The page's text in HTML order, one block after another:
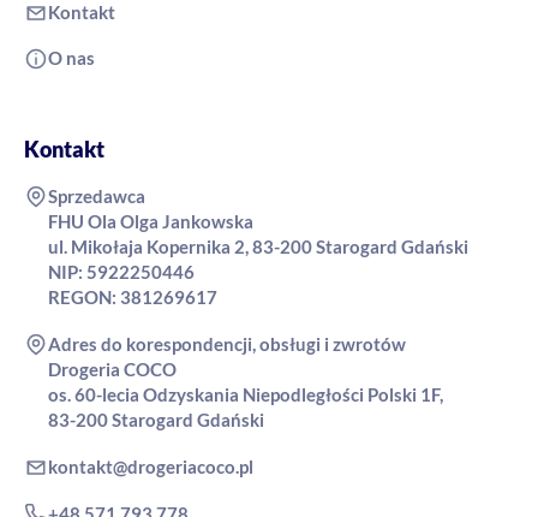
Kontakt
O nas
Kontakt
Sprzedawca
FHU Ola Olga Jankowska
ul. Mikołaja Kopernika 2, 83-200 Starogard Gdański
NIP: 5922250446
REGON: 381269617
Adres do korespondencji, obsługi i zwrotów
Drogeria COCO
os. 60-lecia Odzyskania Niepodległości Polski 1F,
83-200 Starogard Gdański
kontakt@drogeriacoco.pl